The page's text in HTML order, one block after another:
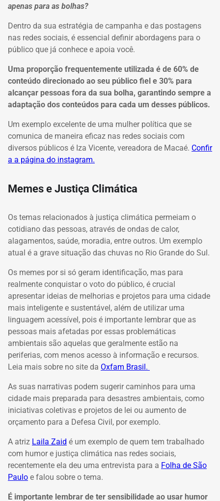
apenas para as bolhas?
Dentro da sua estratégia de campanha e das postagens
nas redes sociais, é essencial definir abordagens para o
público que já conhece e apoia você.
Uma proporção frequentemente utilizada é de 60% de
conteúdo direcionado ao seu público fiel e 30% para
alcançar pessoas fora da sua bolha, garantindo sempre a
adaptação dos conteúdos para cada um desses públicos.
Um exemplo excelente de uma mulher política que se
comunica de maneira eficaz nas redes sociais com
diversos públicos é Iza Vicente, vereadora de Macaé. Confir
a a página do instagram.
Memes e Justiça Climática
Os temas relacionados à justiça climática permeiam o
cotidiano das pessoas, através de ondas de calor,
alagamentos, saúde, moradia, entre outros. Um exemplo
atual é a grave situação das chuvas no Rio Grande do Sul.
Os memes por si só geram identificação, mas para
realmente conquistar o voto do público, é crucial
apresentar ideias de melhorias e projetos para uma cidade
mais inteligente e sustentável, além de utilizar uma
linguagem acessível, pois é importante lembrar que as
pessoas mais afetadas por essas problemáticas
ambientais são aquelas que geralmente estão na
periferias, com menos acesso à informação e recursos.
Leia mais sobre no site da Oxfam Brasil.
As suas narrativas podem sugerir caminhos para uma
cidade mais preparada para desastres ambientais, como
iniciativas coletivas e projetos de lei ou aumento de
orçamento para a Defesa Civil, por exemplo.
A atriz Laila Zaid é um exemplo de quem tem trabalhado
com humor e justiça climática nas redes sociais,
recentemente ela deu uma entrevista para a Folha de São
Paulo e falou sobre o tema.
É importante lembrar de ter sensibilidade ao usar humor